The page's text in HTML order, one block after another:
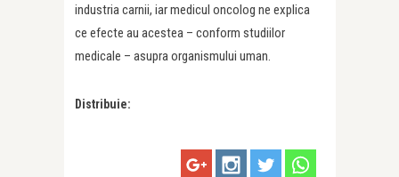
industria carnii, iar medicul oncolog ne explica
ce efecte au acestea – conform studiilor
medicale – asupra organismului uman.
Distribuie: